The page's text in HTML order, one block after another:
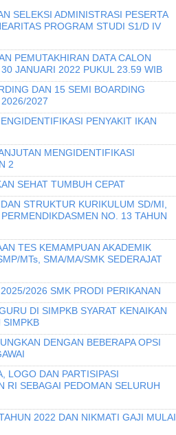
SELEKSI ADMINISTRASI PESERTA
PROGRAM STUDI S1/D IV
PEMUTAKHIRAN DATA CALON
JANUARI 2022 PUKUL 23.59 WIB
DAN 15 SEMI BOARDING
2026/2027
PENYAKIT IKAN
MENGIDENTIFIKASI
2
SEHAT TUMBUH CEPAT
STRUKTUR KURIKULUM SD/MI,
NO. 13 TAHUN
TES KEMAMPUAN AKADEMIK
MTs, SMA/MA/SMK SEDERAJAT
2026 SMK PRODI PERIKANAN
DI SIMPKB SYARAT KENAIKAN
SIMPKB
DENGAN BEBERAPA OPSI
LOGO DAN PARTISIPASI
RI SEBAGAI PEDOMAN SELURUH
2022 DAN NIKMATI GAJI MULAI